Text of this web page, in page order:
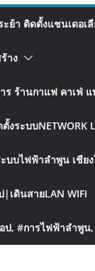
ย้า ติดตั้งแชนเดอเ
าง
ร้านกาแฟ คาเฟ่
งระบบNETWORK
บไฟฟ้าลำพูน เชีย
ดินสายLAN WIFI
, #การไฟฟ้าลำพู